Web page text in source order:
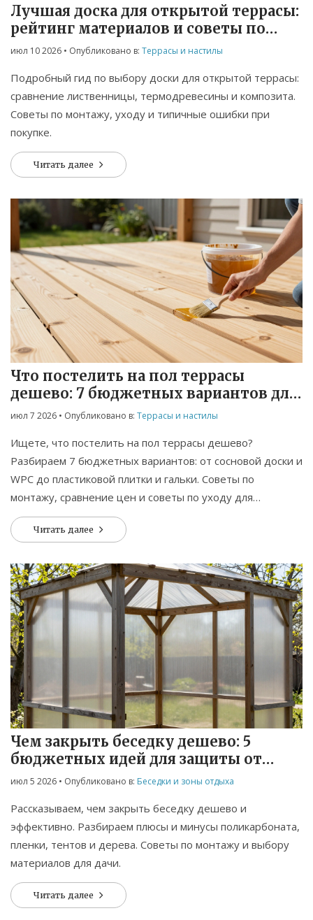
Лучшая доска для открытой террасы:
рейтинг материалов и советы по
выбору
июл 10 2026 • Опубликовано в: Террасы и настилы
Подробный гид по выбору доски для открытой террасы:
сравнение лиственницы, термодревесины и композита.
Советы по монтажу, уходу и типичные ошибки при
покупке.
Читать далее
Что постелить на пол террасы
дешево: 7 бюджетных вариантов для
дачи
июл 7 2026 • Опубликовано в: Террасы и настилы
Ищете, что постелить на пол террасы дешево?
Разбираем 7 бюджетных вариантов: от сосновой доски и
WPC до пластиковой плитки и гальки. Советы по
монтажу, сравнение цен и советы по уходу для
долговечного результата.
Читать далее
Чем закрыть беседку дешево: 5
бюджетных идей для защиты от
ветра и дождя
июл 5 2026 • Опубликовано в: Беседки и зоны отдыха
Рассказываем, чем закрыть беседку дешево и
эффективно. Разбираем плюсы и минусы поликарбоната,
пленки, тентов и дерева. Советы по монтажу и выбору
материалов для дачи.
Читать далее